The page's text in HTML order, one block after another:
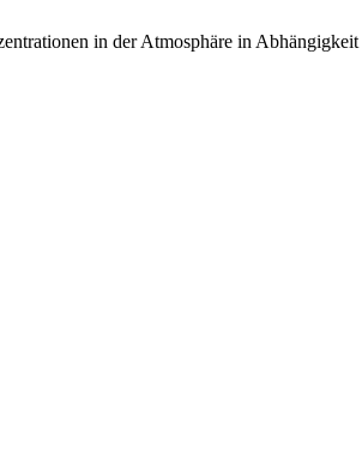
in der Atmosphäre in